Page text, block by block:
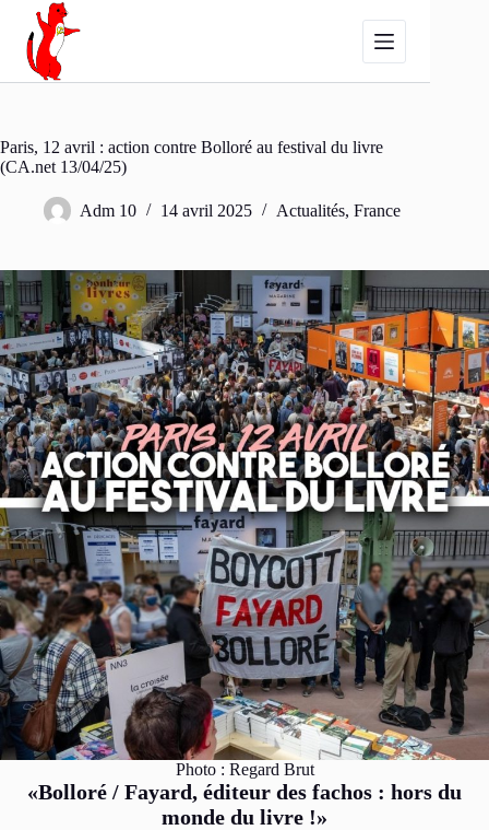
Passer
contenu
Paris, 12 avril : action contre Bolloré au festival du livre
(CA.net 13/04/25)
Adm 10 14 avril 2025 Actualités, France
Photo : Regard Brut
«Bolloré / Fayard, éditeur des fachos : hors du
monde du livre !»